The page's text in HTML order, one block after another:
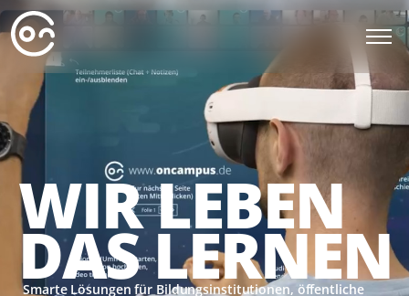
WIR LEBEN
DAS LERNEN
Smarte Lösungen für Bildungsinstitutionen, öffentliche